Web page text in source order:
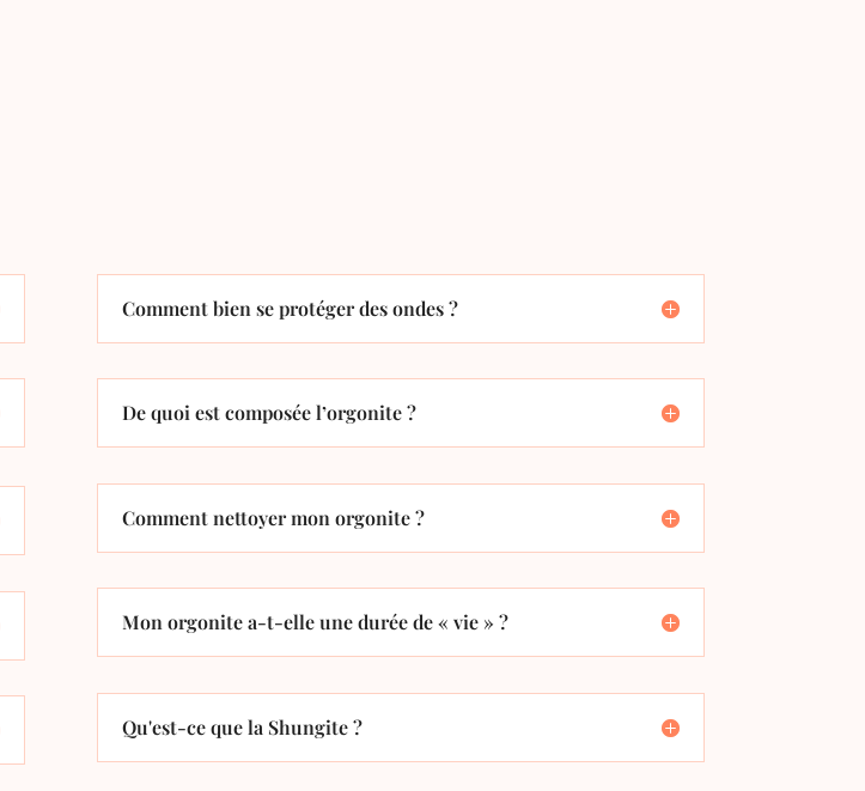
Comment bien se protéger des ondes ?
De quoi est composée l’orgonite ?
Comment nettoyer mon orgonite ?
Mon orgonite a-t-elle une durée de « vie » ?
Qu'est-ce que la Shungite ?